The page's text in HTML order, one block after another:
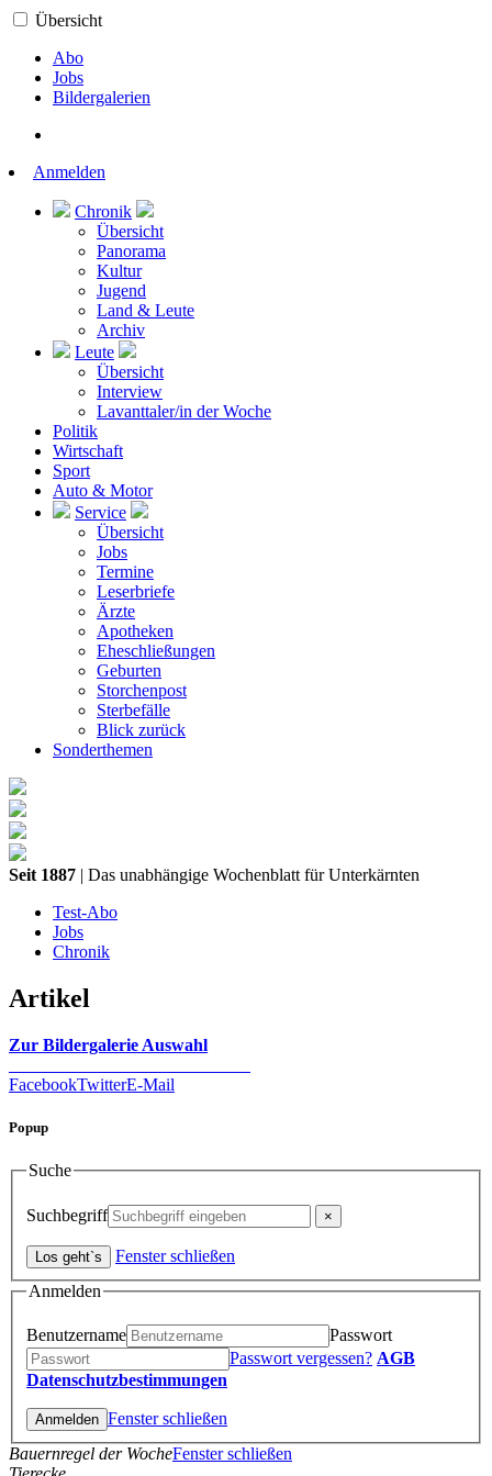
Übersicht
Abo
Jobs
Bildergalerien
Anmelden
Chronik
Übersicht
Panorama
Kultur
Jugend
Land & Leute
Archiv
Leute
Übersicht
Interview
Lavanttaler/in der Woche
Politik
Wirtschaft
Sport
Auto & Motor
Service
Übersicht
Jobs
Termine
Leserbriefe
Ärzte
Apotheken
Eheschließungen
Geburten
Storchenpost
Sterbefälle
Blick zurück
Sonderthemen
Seit 1887 | Das unabhängige Wochenblatt für Unterkärnten
Test-Abo
Jobs
Chronik
Artikel
Zur Bildergalerie Auswahl
FacebookTwitterE-Mail
Popup
Suche
Suchbegriff
Fenster schließen
Anmelden
Benutzername
Passwort
Passwort vergessen? AGB
Datenschutzbestimmungen
Fenster schließen
Bauernregel der WocheFenster schließen